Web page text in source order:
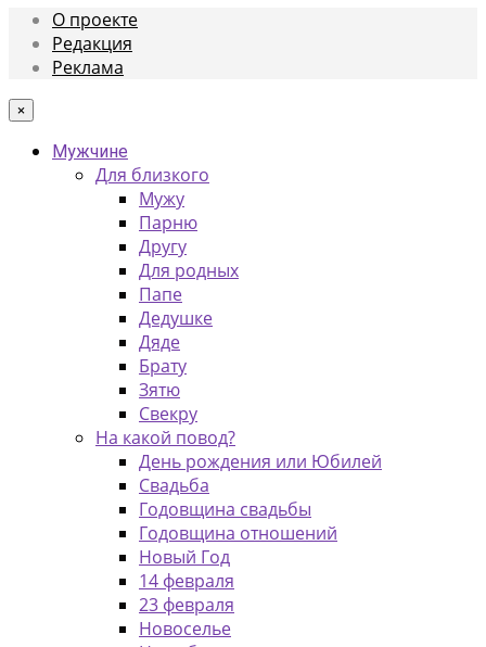
О проекте
Редакция
Реклама
×
Мужчине
Для близкого
Мужу
Парню
Другу
Для родных
Папе
Дедушке
Дяде
Брату
Зятю
Свекру
На какой повод?
День рождения или Юбилей
Свадьба
Годовщина свадьбы
Годовщина отношений
Новый Год
14 февраля
23 февраля
Новоселье